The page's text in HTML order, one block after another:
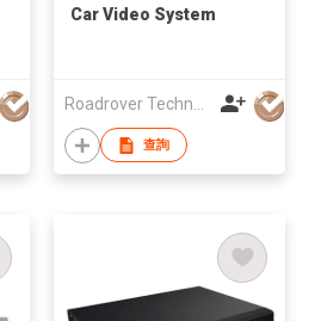
Car Video System
Roadrover Technology (Hong Kong)Co., Limited
查詢